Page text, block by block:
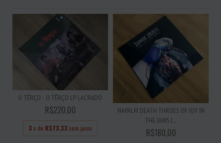
O TÊRÇO - O TÊRÇO LP LACRADO
R$220,00
3 x de R$73,33 sem juros
NAPALM DEATH THROES OF JOY IN
THE JAWS L...
R$180,00